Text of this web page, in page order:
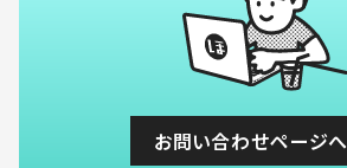
お問い合わせページへ